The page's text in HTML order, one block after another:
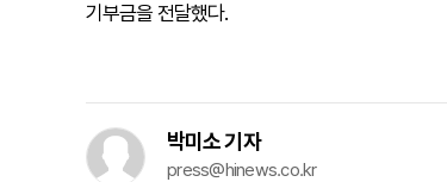
기부금을 전달했다.
박미소 기자
press@hinews.co.kr